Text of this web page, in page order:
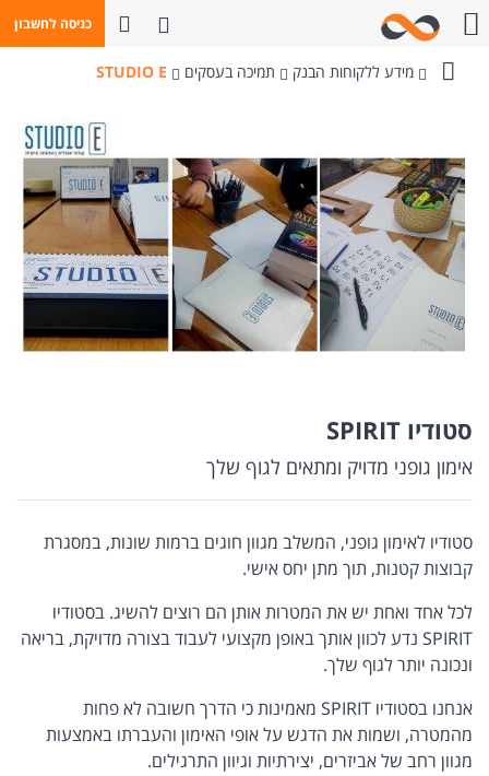
כניסה לחשבון
פתח חיפושחייגו אלינו
מידע ללקוחות הבנק תמיכה בעסקים STUDIO E
סטודיו SPIRIT
אימון גופני מדויק ומתאים לגוף שלך
סטודיו לאימון גופני, המשלב מגוון חוגים ברמות שונות, במסגרת
קבוצות קטנות, תוך מתן יחס אישי.
לכל אחד ואחת יש את המטרות אותן הם רוצים להשיג. בסטודיו
SPIRIT נדע לכוון אותך באופן מקצועי לעבוד בצורה מדויקת, בריאה
ונכונה יותר לגוף שלך.
אנחנו בסטודיו SPIRIT מאמינות כי הדרך חשובה לא פחות
מהמטרה, ושמות את הדגש על אופי האימון והעברתו באמצעות
מגוון רחב של אביזרים, יצירתיות וגיוון התרגילים.